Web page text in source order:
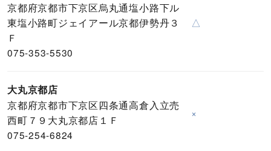
京都府京都市下京区烏丸通塩小路下ル
東塩小路町ジェイアール京都伊勢丹３
Ｆ
075-353-5530
△
大丸京都店
京都府京都市下京区四条通高倉入立売
西町７９大丸京都店１Ｆ
075-254-6824
×